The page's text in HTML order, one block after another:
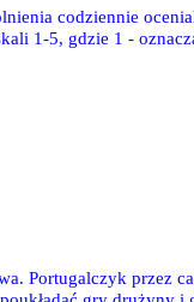
codziennie
1-5, gdzie 1 -
Portugalczyk przez